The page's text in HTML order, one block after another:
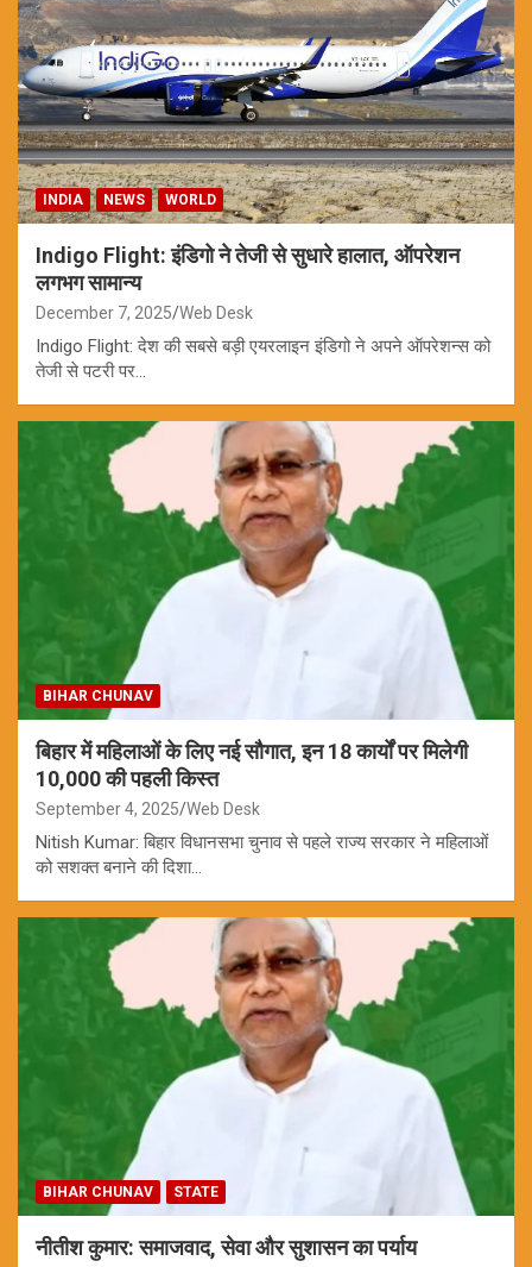
INDIA NEWS WORLD
Indigo Flight: इंडिगो ने तेजी से सुधारे हालात, ऑपरेशन
लगभग सामान्य
December 7, 2025 Web Desk
Indigo Flight: देश की सबसे बड़ी एयरलाइन इंडिगो ने अपने ऑपरेशन्स को
तेजी से पटरी पर…
BIHAR CHUNAV
बिहार में महिलाओं के लिए नई सौगात, इन 18 कार्यों पर मिलेगी
10,000 की पहली किस्त
September 4, 2025 Web Desk
Nitish Kumar: बिहार विधानसभा चुनाव से पहले राज्य सरकार ने महिलाओं
को सशक्त बनाने की दिशा…
BIHAR CHUNAV STATE
नीतीश कुमार: समाजवाद, सेवा और सुशासन का पर्याय